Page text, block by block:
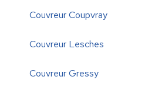
Couvreur Coupvray
Couvreur Lesches
Couvreur Gressy